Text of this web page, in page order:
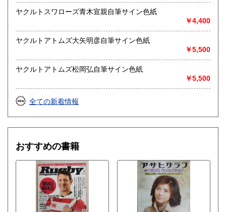
ヤクルトスワローズ青木宣親自筆サイン色紙
￥4,400
ヤクルトアトムズ大矢明彦自筆サイン色紙
￥5,500
ヤクルトアトムズ松岡弘自筆サイン色紙
￥5,500
全ての新着情報
おすすめの書籍